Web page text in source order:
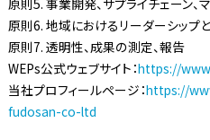
原則6. 地域におけるリーダーシップ
原則7. 透明性、成果の測定、報告
WEPs公式ウェブサイト：https://
当社プロフィールページ：https://
fudosan-co-ltd